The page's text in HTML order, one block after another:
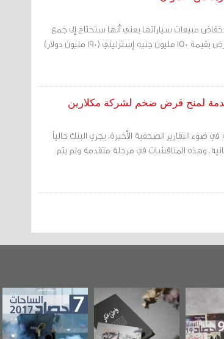
مبيعات سياراتها يعني أنها ستحتاج إلى جمع
المزيد من الأموال، على الرغم من تأمين قرض بقيمة 150 مليون جنيه إسترليني (190 مليون دولار)
لمنح قرض ضخم لشركة مكلارين
ضوء التقارير الصحفية الأخيرة، يجري البنك حالياً
وهذه المناقشات في مرحلة متقدمة ولم يتم
عن
حصاد 2017
عاشوراء البحرين...
ويكيليكس السفارة
الأمريكية